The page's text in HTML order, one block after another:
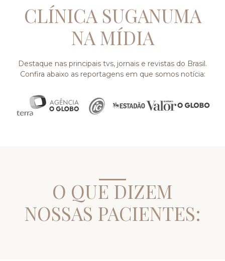
CLÍNICA SUGANUMA
NA MÍDIA
Destaque nas principais tvs, jornais e revistas do Brasil.
Confira abaixo as reportagens em que somos notícia:
O QUE DIZEM
NOSSAS PACIENTES: